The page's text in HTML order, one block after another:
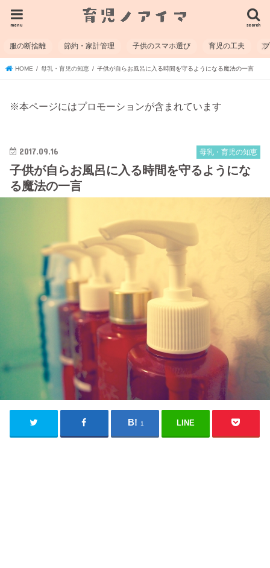
search
menu
服の断捨離 節約・家計管理 子供のスマホ選び 育児の工夫
HOME 母乳・育児の知恵 子供が自らお風呂に入る時間を守るようになる魔法の一言
※本ページにはプロモーションが含まれています
母乳・育児の知恵
2017.09.16
子供が自らお風呂に入る時間を守るようにな
る魔法の一言
1 LINE